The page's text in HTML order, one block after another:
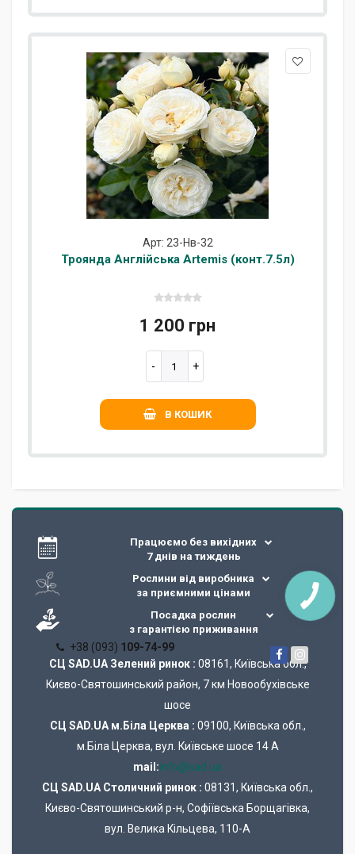
Арт: 23-Нв-32
Троянда Англійська Artemis (конт.7.5л)
1 200 грн
В КОШИК
Працюємо без вихідних
7 днів на тиждень
Рослини від виробника
за приємними цінами
Посадка рослин
з гарантією приживання
+38 (093) 109-74-99
СЦ SAD.UA Зелений ринок : 08161, Київська обл.,
Києво-Святошинський район, 7 км Новообухівське
шосе
СЦ SAD.UA м.Біла Церква : 09100, Київська обл.,
м.Біла Церква, вул. Київське шосе 14 А
mail:info@sad.ua
СЦ SAD.UA Cтоличний ринок : 08131, Київська обл.,
Києво-Святошинський р-н, Софіївська Борщагівка,
вул. Велика Кільцева, 110-А